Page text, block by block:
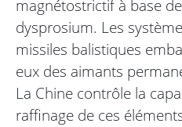
magnétostrictif à base
dysprosium. Les
missiles balistiques
eux des aimants
La Chine contrôle la
raffinage de ces